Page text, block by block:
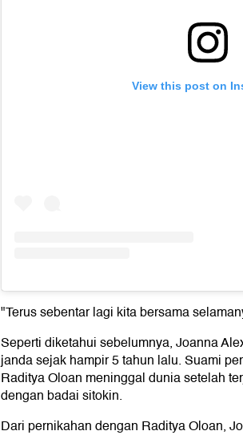
View this post on
"Terus sebentar lagi kita bersama
Seperti diketahui sebelumnya, Joanna
janda sejak hampir 5 tahun lalu. Suami
Raditya Oloan meninggal dunia setelah
dengan badai sitokin.
Dari pernikahan dengan Raditya Oloan,